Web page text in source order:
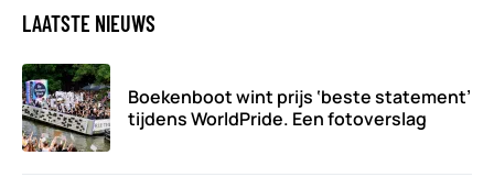
LAATSTE NIEUWS
Boekenboot wint prijs ‘beste statement’
tijdens WorldPride. Een fotoverslag